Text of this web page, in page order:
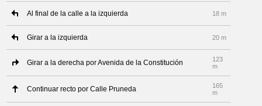
Al final de la calle a la izquierda 18 m
Girar a la izquierda 20 m
Girar a la derecha por Avenida de la Constitución
123
m
Continuar recto por Calle Pruneda
165
m